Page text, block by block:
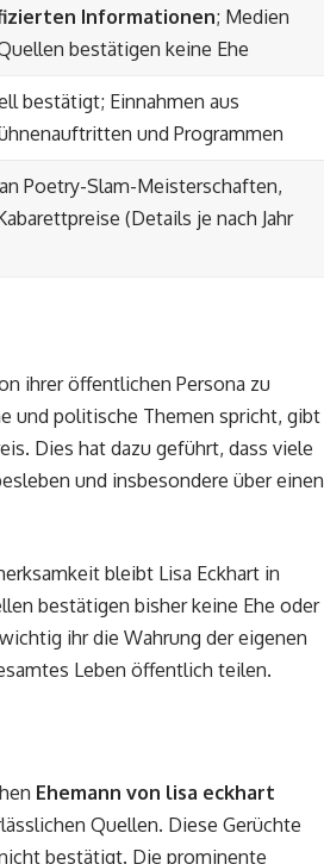
Informationen; Medien
bestätigen keine Ehe
bestätigt; Einnahmen aus
und Programmen
Poetry-Slam-Meisterschaften,
(Details je nach Jahr
ihrer öffentlichen Persona zu
und politische Themen spricht, gibt
Dies hat dazu geführt, dass viele
und insbesondere über einen
bleibt Lisa Eckhart in
bestätigen bisher keine Ehe oder
ihr die Wahrung der eigenen
Leben öffentlich teilen.
Ehemann von lisa eckhart
Quellen. Diese Gerüchte
bestätigt. Die prominente